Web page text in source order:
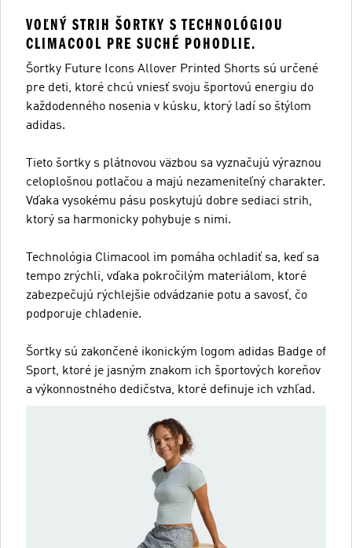
VOĽNÝ STRIH ŠORTKY S TECHNOLÓGIOU
CLIMACOOL PRE SUCHÉ POHODLIE.
Šortky Future Icons Allover Printed Shorts sú určené
pre deti, ktoré chcú vniesť svoju športovú energiu do
každodenného nosenia v kúsku, ktorý ladí so štýlom
adidas.
Tieto šortky s plátnovou väzbou sa vyznačujú výraznou
celoplošnou potlačou a majú nezameniteľný charakter.
Vďaka vysokému pásu poskytujú dobre sediaci strih,
ktorý sa harmonicky pohybuje s nimi.
Technológia Climacool im pomáha ochladiť sa, keď sa
tempo zrýchli, vďaka pokročilým materiálom, ktoré
zabezpečujú rýchlejšie odvádzanie potu a savosť, čo
podporuje chladenie.
Šortky sú zakončené ikonickým logom adidas Badge of
Sport, ktoré je jasným znakom ich športových koreňov
a výkonnostného dedičstva, ktoré definuje ich vzhľad.